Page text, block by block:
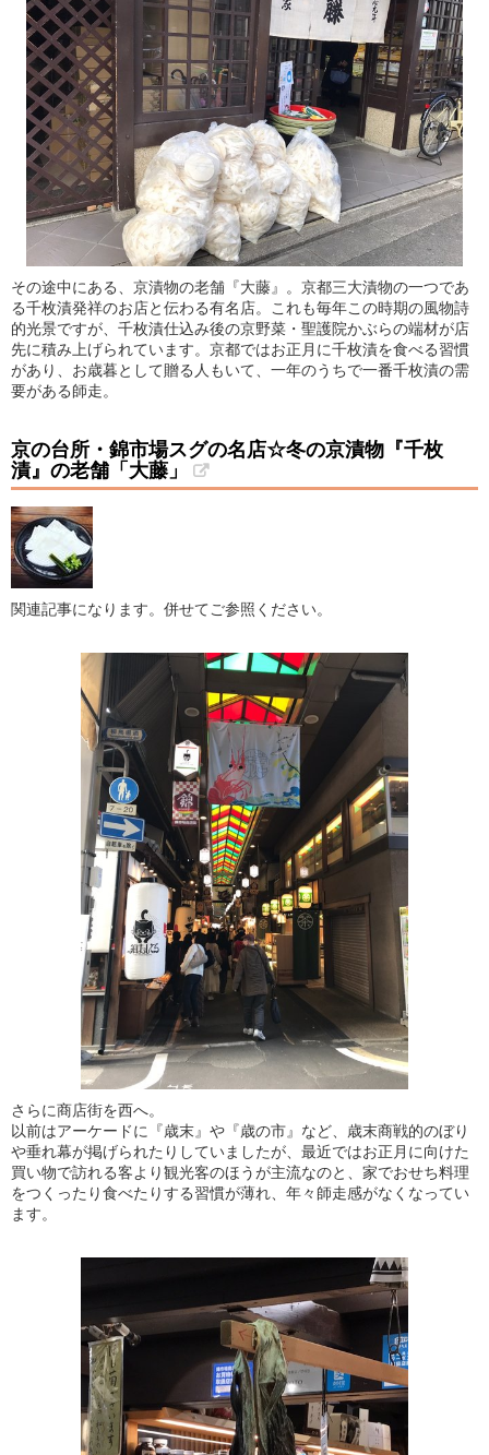
その途中にある、京漬物の老舗『大藤』。京都三大漬物の一つであ
る千枚漬発祥のお店と伝わる有名店。これも毎年この時期の風物詩
的光景ですが、千枚漬仕込み後の京野菜・聖護院かぶらの端材が店
先に積み上げられています。京都ではお正月に千枚漬を食べる習慣
があり、お歳暮として贈る人もいて、一年のうちで一番千枚漬の需
要がある師走。
京の台所・錦市場スグの名店☆冬の京漬物『千枚
漬』の老舗「大藤」
関連記事になります。併せてご参照ください。
さらに商店街を西へ。
以前はアーケードに『歳末』や『歳の市』など、歳末商戦的のぼり
や垂れ幕が掲げられたりしていましたが、最近ではお正月に向けた
買い物で訪れる客より観光客のほうが主流なのと、家でおせち料理
をつくったり食べたりする習慣が薄れ、年々師走感がなくなってい
ます。